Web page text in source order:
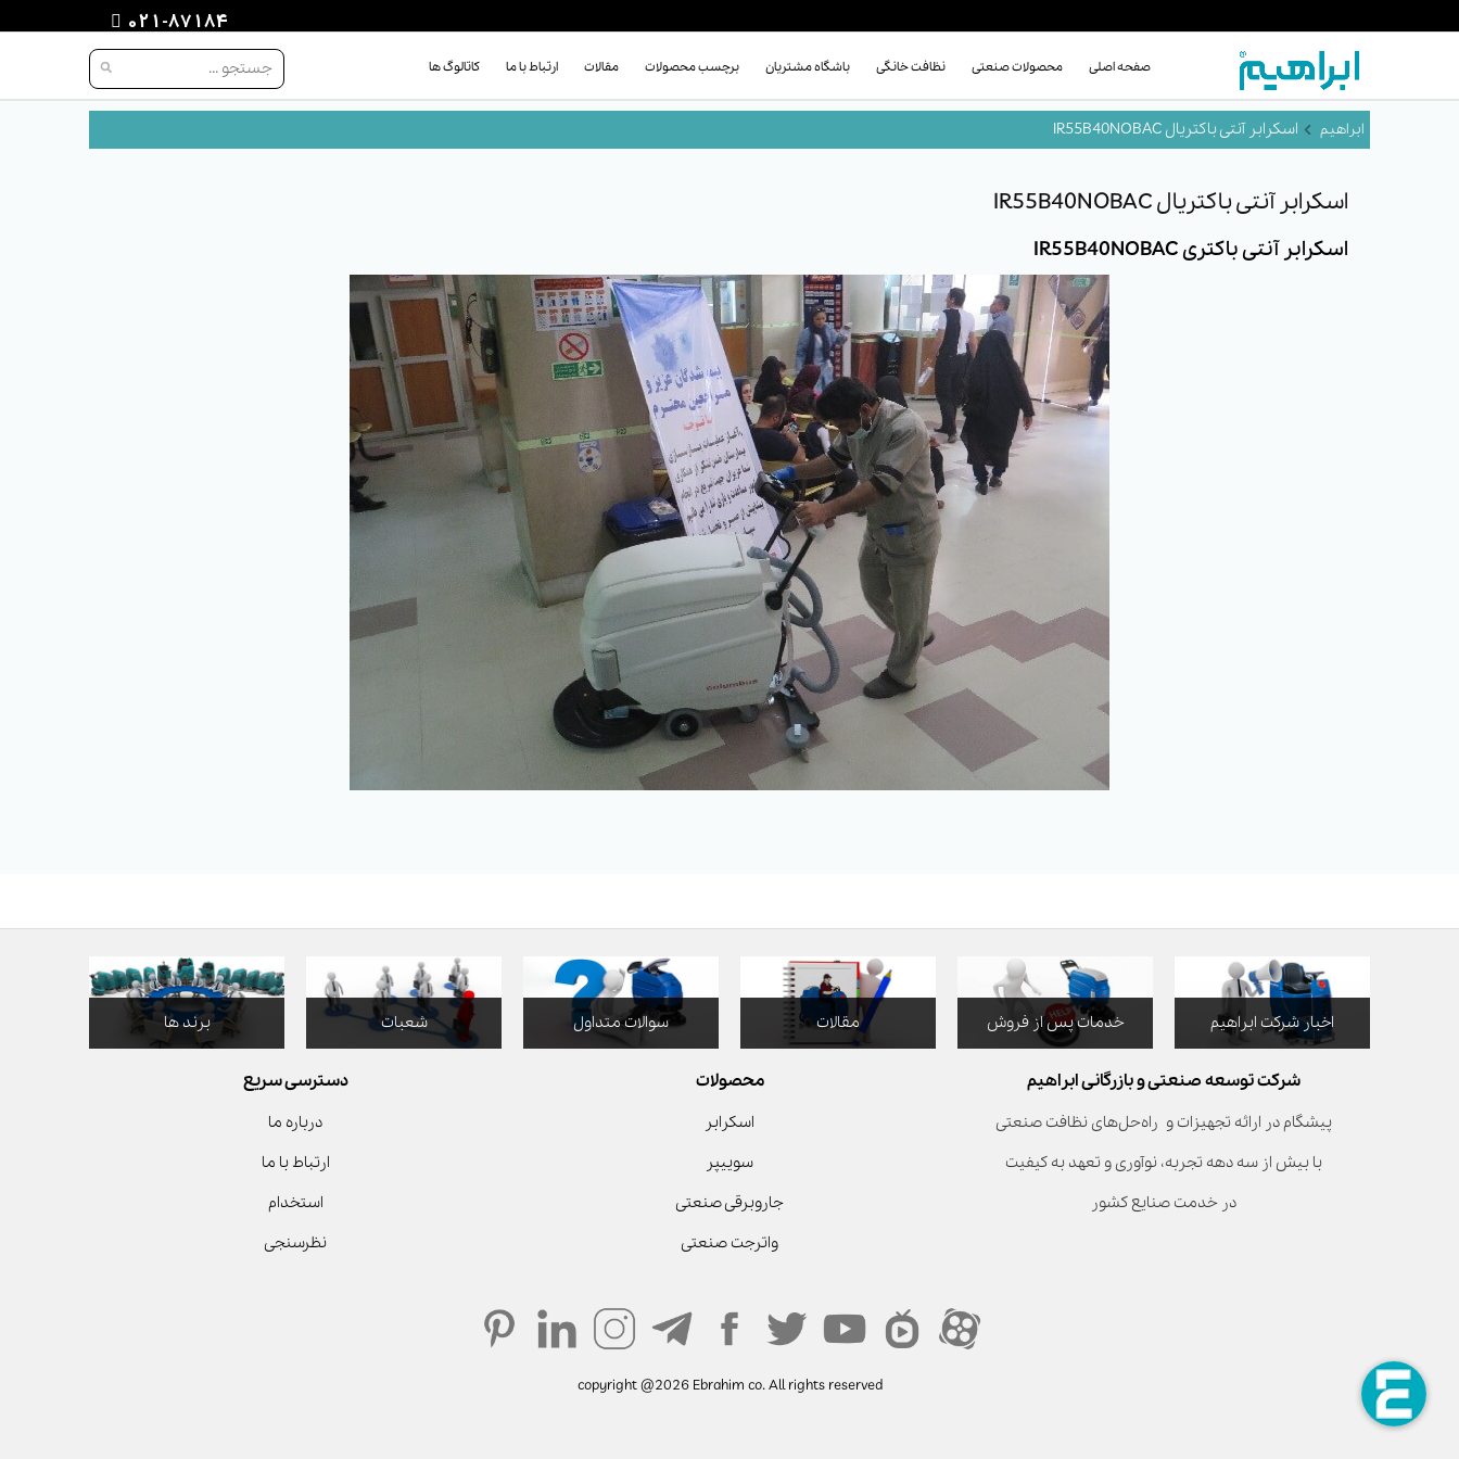
021-87184
صفحه اصلی محصولات صنعتی نظافت خانگی باشگاه مشتریان برچسب محصولات مقالات ارتباط با ما کاتالوگ ها
اسکرابر آنتی باکتریال IR55B40NOBAC
اسکرابر آنتی باکتریال IR55B40NOBAC
اسکرابر آنتی باکتری IR55B40NOBAC
اخبار شرکت ابراهیم خدمات پس از فروش مقالات سوالات متداول شعبات برند ها
شرکت توسعه صنعتی و بازرگانی ابراهیم
پیشگام در ارائه تجهیزات و راه‌حل‌های نظافت صنعتی
با بیش از سه دهه تجربه، نوآوری و تعهد به کیفیت
در خدمت صنایع کشور
محصولات
اسکرابر
سوییپر
جاروبرقی صنعتی
واترجت صنعتی
دسترسی سریع
درباره ما
ارتباط با ما
استخدام
نظرسنجی
copyright @2026 Ebrahim co. All rights reserved